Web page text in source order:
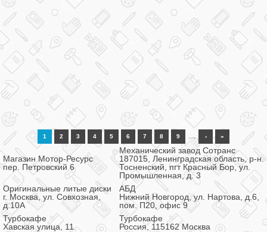
1 2 3 4 5 6 7 8 9 … › »
Магазин Мотор-Ресурс
пер. Петровский 6
Механический завод Сотранс
187015, Ленинградская область, р-н.
Тосненский, пгт Красный Бор, ул.
Промышленная, д. 3
Оригинальные литые диски
г. Москва, ул. Совхозная,
д.10А
АБД
Нижний Новгород, ул. Нартова, д.6,
пом. П20, офис 9
Турбокафе
Хавская улица, 11
Турбокафе
Россия, 115162 Москва